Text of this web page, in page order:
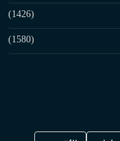
(1426)
(1580)